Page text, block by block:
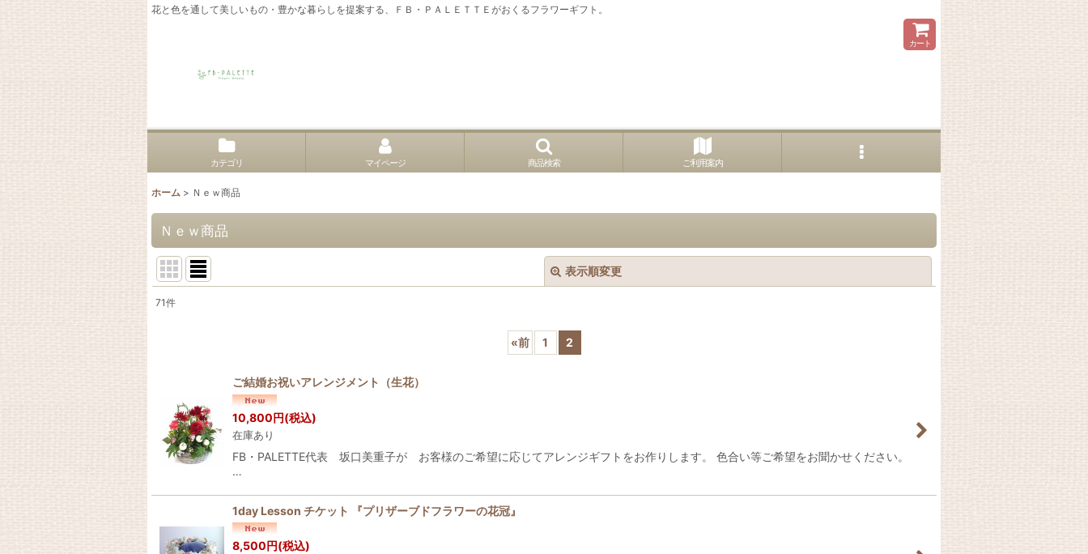
花と色を通して美しいもの・豊かな暮らしを提案する、ＦＢ・ＰＡＬＥＴＴＥがおくるフラワーギフト。
カート
カテゴリ マイページ 商品検索 ご利用案内
ホーム > Ｎｅｗ商品
Ｎｅｗ商品
表示順変更
71件
«前 1 2
ご結婚お祝いアレンジメント（生花）
10,800円(税込)
在庫あり
FB・PALETTE代表 坂口美重子が お客様のご希望に応じてアレンジギフトをお作りします。 色合い等ご希望をお聞かせください。
…
1day Lesson チケット 『プリザーブドフラワーの花冠』
8,500円(税込)